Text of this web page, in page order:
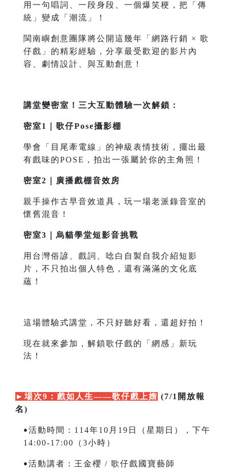
用一句唱詞、一段身段、一個爆笑梗，把「傳
統」變成「潮流」！
閩南嶼創意團隊將公開這幾年「網路行銷 × 歌
仔戲」的精彩經驗，分享最受歡迎的影片內
容、劇情設計、與互動創意！
講堂變密室！三大互動體驗一次解鎖：
密室1｜歌仔Pose攝影棚
學會「目尾牽電線」的神級表情技術， 擺出最
有戲味的POSE，拍出一張屬於你的主角照！
密室2｜廣播戲棚音效房
親手操作古早音效道具，玩一場老派錄音室的
懷舊混音！
密室3｜烏貓學堂短影音挑戰
用台灣俗諺、戲詞、唸白自製自我介紹短影
片， 不只拍出個人特色，還有滿滿的文化底
蘊！
這場體驗式講堂，不只好聽好看，還超好拍！
現在就來參加，解鎖歌仔戲的「網感」新玩
法！
► 場次9：戲如人生——歌仔戲上媠 (7/1開放報
名)
•活動時間：114年10月19日（星期日），下午
14:00-17:00（3小時）
•活動講者：王金櫻 / 歌仔戲國寶藝師